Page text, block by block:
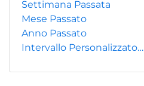
Settimana Passata
Mese Passato
Anno Passato
Intervallo Personalizzato…